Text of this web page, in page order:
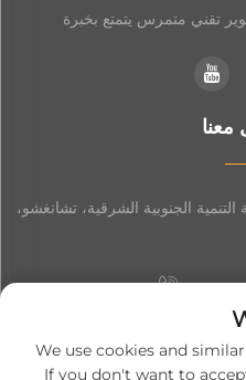
تقني متمرس يتمتع بخبرة
معنا
التنمية الجنوبية الشرقية، تشانغشو،
+86-
We use cookies and
If you don't want to